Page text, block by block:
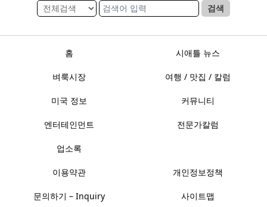
검색
홈 시애틀 뉴스
벼룩시장 여행 / 맛집 / 칼럼
미국 정보 커뮤니티
엔터테인먼트 전문가칼럼
업소록
이용약관 개인정보정책
문의하기 – Inquiry 사이트맵